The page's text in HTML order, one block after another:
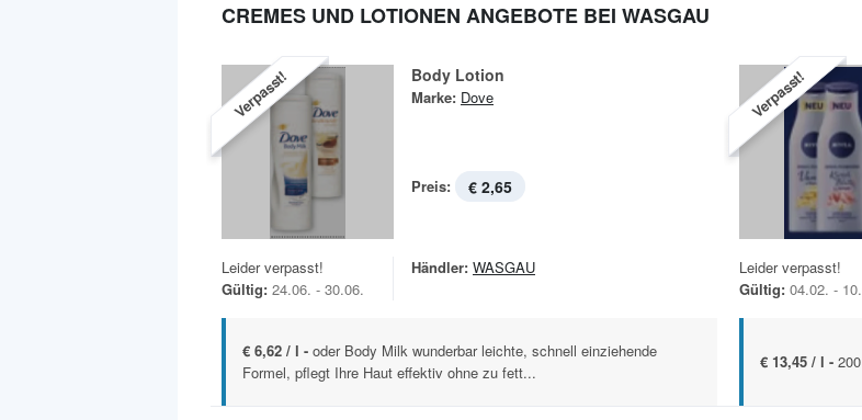
CREMES UND LOTIONEN ANGEBOTE BEI WASGAU
Verpasst! Body Lotion
Marke: Dove
Preis: € 2,65
Leider verpasst!
Gültig: 24.06. - 30.06.
Händler: WASGAU
€ 6,62 / l - oder Body Milk wunderbar leichte, schnell einziehende
Formel, pflegt Ihre Haut effektiv ohne zu fett...
Verpasst!
Leider verpasst!
Gültig: 04.02. -
€ 13,45 / l -